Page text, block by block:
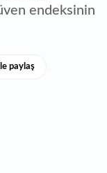
endeksinin
paylaş